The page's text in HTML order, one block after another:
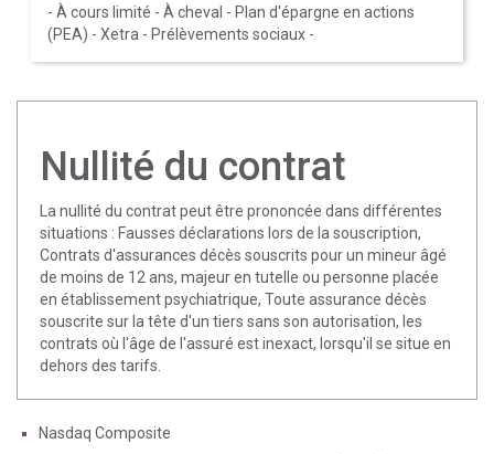
- À cours limité - À cheval - Plan d'épargne en actions
(PEA) - Xetra - Prélèvements sociaux-
Nullité du contrat
La nullité du contrat peut être prononcée dans différentes
situations : Fausses déclarations lors de la souscription,
Contrats d'assurances décès souscrits pour un mineur âgé
de moins de 12 ans, majeur en tutelle ou personne placée
en établissement psychiatrique, Toute assurance décès
souscrite sur la tête d'un tiers sans son autorisation, les
contrats où l'âge de l'assuré est inexact, lorsqu'il se situe en
dehors des tarifs.
Nasdaq Composite